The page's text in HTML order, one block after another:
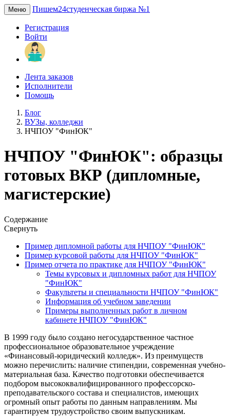
Меню Пишем24студенческая биржа №1
Регистрация
Войти
Лента заказов
Исполнители
Помощь
Блог
ВУЗы, колледжи
НЧПОУ "ФинЮК"
НЧПОУ "ФинЮК": образцы
готовых ВКР (дипломные,
магистерские)
Содержание
Свернуть
Пример дипломной работы для НЧПОУ "ФинЮК"
Пример курсовой работы для НЧПОУ "ФинЮК"
Пример отчета по практике для НЧПОУ "ФинЮК"
Темы курсовых и дипломных работ для НЧПОУ
"ФинЮК"
Факультеты и специальности НЧПОУ "ФинЮК"
Информация об учебном заведении
Примеры выполненных работ в личном
кабинете НЧПОУ "ФинЮК"
В 1999 году было создано негосударственное частное
профессиональное образовательное учреждение
«Финансовый-юридический колледж». Из преимуществ
можно перечислить: наличие стипендии, современная учебно-
материальная база. Качество подготовки обеспечивается
подбором высококвалифицированного профессорско-
преподавательского состава и специалистов, имеющих
огромный опыт работы по данным направлениям. Мы
гарантируем трудоустройство своим выпускникам.